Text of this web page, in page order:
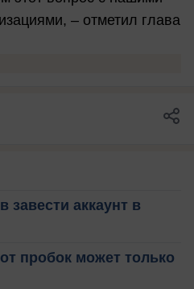
– отметил глава
завести аккаунт в
пробок может только